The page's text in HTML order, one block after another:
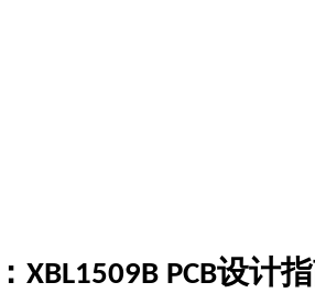
XBL1509B PCB设计